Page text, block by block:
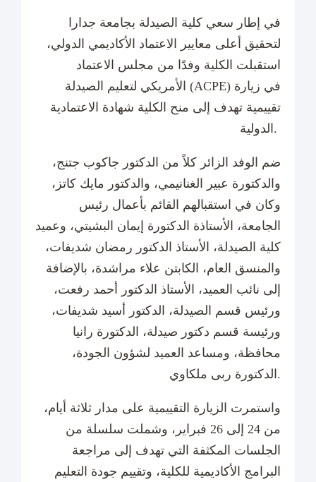
في إطار سعي كلية الصيدلة بجامعة جدارا
لتحقيق أعلى معايير الاعتماد الأكاديمي الدولي،
استقبلت الكلية وفدًا من مجلس الاعتماد
الأمريكي لتعليم الصيدلة (ACPE) في زيارة
تقييمية تهدف إلى منح الكلية شهادة الاعتمادية
الدولية.
ضم الوفد الزائر كلاً من الدكتور جاكوب جتنج،
والدكتورة عبير الغنانيمي، والدكتور مايك كاتز،
وكان في استقبالهم القائم بأعمال رئيس
الجامعة، الأستاذة الدكتورة إيمان البشيتي، وعميد
كلية الصيدلة، الأستاذ الدكتور رمضان شديفات،
والمنسق العام، الكابتن علاء مراشدة، بالإضافة
إلى نائب العميد، الأستاذ الدكتور أحمد رفعت،
ورئيس قسم الصيدلة، الدكتور أسيد شديفات،
ورئيسة قسم دكتور صيدلة، الدكتورة رانيا
محافظة، ومساعد العميد لشؤون الجودة،
الدكتورة ربى ملكاوي.
واستمرت الزيارة التقييمية على مدار ثلاثة أيام،
من 24 إلى 26 فبراير، وشملت سلسلة من
الجلسات المكثفة التي تهدف إلى مراجعة
البرامج الأكاديمية للكلية، وتقييم جودة التعليم